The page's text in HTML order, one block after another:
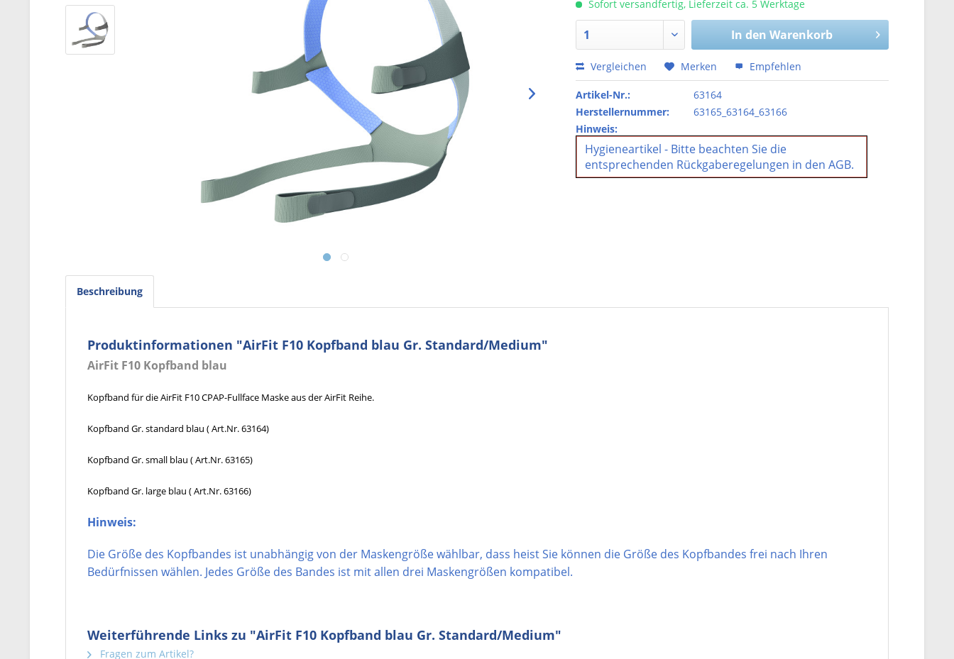
Sofort versandfertig, Lieferzeit ca. 5 Werktage
In den Warenkorb
Vergleichen Merken Empfehlen
Artikel-Nr.:
63164
Herstellernummer:
63165_63164_63166
Hinweis:
Hygieneartikel - Bitte beachten Sie die
entsprechenden Rückgaberegelungen in den AGB.
Beschreibung
Produktinformationen "AirFit F10 Kopfband blau Gr. Standard/Medium"
AirFit F10 Kopfband blau
Kopfband für die AirFit F10 CPAP-Fullface Maske aus der AirFit Reihe.
Kopfband Gr. standard blau ( Art.Nr.63164)
Kopfband Gr. small blau ( Art.Nr.63165)
Kopfband Gr. large blau ( Art.Nr.63166)
Hinweis:
Die Größe des Kopfbandes ist unabhängig von der Maskengröße wählbar, dass heist Sie können die Größe des Kopfbandes frei nach Ihren
Bedürfnissen wählen. Jedes Größe des Bandes ist mit allen drei Maskengrößen kompatibel.
Weiterführende Links zu "AirFit F10 Kopfband blau Gr. Standard/Medium"
Fragen zum Artikel?